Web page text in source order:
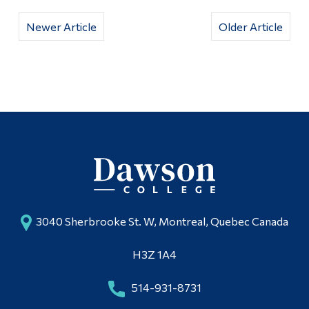
Older Article
Newer Article
3040 Sherbrooke St. W, Montreal, Quebec Canada
H3Z 1A4
514-931-8731